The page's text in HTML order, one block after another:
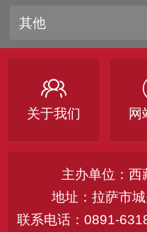
其他
关于我们 网
主办单位：西
地址：拉萨市
联系电话：0891-